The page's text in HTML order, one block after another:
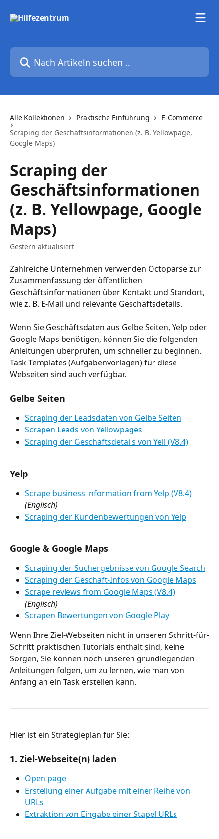
Nach Artikeln suchen …
Alle Kollektionen Praktische Einführung
E-Commerce
Scraping der Geschäftsinformationen (z. B. Yellowpage,
Google Maps)
Scraping der
Geschäftsinformationen
(z. B. Yellowpage, Google
Maps)
Gestern aktualisiert
Zahlreiche Unternehmen verwenden Octoparse zur
Zusammenfassung der öffentlichen
Geschäftsinformationen über Kontakt und Standort,
wie z. B. E-Mail und relevante Geschäftsdetails.
Wenn Sie Geschäftsdaten aus Gelbe Seiten, Yelp oder
Google Maps benötigen, können Sie die folgenden
Anleitungen überprüfen, um schneller zu beginnen.
Task Templates (Aufgabenvorlagen) für diese
Webseiten sind auch verfügbar.
Gelbe Seiten
Scraping der Leadsdaten von Gelbe Seiten
Scrapen Leads von Yellowpages
Scraping der Geschäftsdetails von Yell (V8.4)
Yelp
Scrape business information from Yelp (V8.4)
(Englisch)
Scraping der Kundenbewertungen von Yelp
Google & Google Maps
Scraping der Suchergebnisse von Google Search
Scraping der Geschäft-Infos von Google Maps
Scrape reviews from Google Maps (V8.4)
(Englisch)
Scrapen Bewertungen von Google Play
Wenn Ihre Ziel-Webseiten nicht in unseren Schritt-für-
Schritt praktischen Tutorials enthält sind, keine
Sorgen, Sie können noch unseren grundlegenden
Anleitungen folgen, um zu lernen, wie man von
Anfang an ein Task erstellen kann.
Hier ist ein Strategieplan für Sie:
1. Ziel-Webseite(n) laden
Open page
Erstellung einer Aufgabe mit einer Reihe von
URLs
Extraktion von Eingabe einer Stapel URLs